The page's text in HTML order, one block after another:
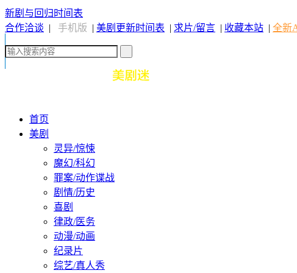
新剧与回归时间表
合作洽谈 | 手机版 | 美剧更新时间表 | 求片/留言 | 收藏本站 | 全新
首页
美剧
灵异/惊悚
魔幻/科幻
罪案/动作谍战
剧情/历史
喜剧
律政/医务
动漫/动画
纪录片
综艺/真人秀